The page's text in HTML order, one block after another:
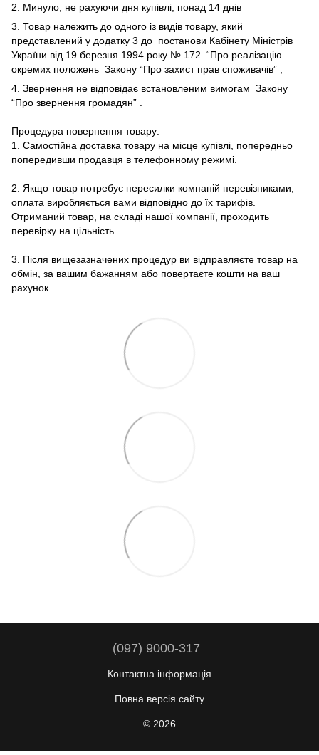
2. Минуло, не рахуючи дня купівлі, понад 14 днів
3. Товар належить до одного із видів товару, який
представлений у додатку 3 до постанови Кабінету Міністрів
України від 19 березня 1994 року № 172 “Про реалізацію
окремих положень Закону “Про захист прав споживачів” ;
4. Звернення не відповідає встановленим вимогам Закону
“Про звернення громадян”
Процедура повернення товару:
1. Самостійна доставка товару на місце купівлі, попередньо
попередивши продавця в телефонному режимі.
2. Якщо товар потребує пересилки компаній перевізниками,
оплата виробляється вами відповідно до їх тарифів.
Отриманий товар, на складі нашої компанії, проходить
перевірку на цільність.
3. Після вищезазначених процедур ви відправляєте товар на
обмін, за вашим бажанням або повертаєте кошти на ваш
рахунок.
(097) 9000-317
Контактна інформація
Повна версія сайту
© 2026